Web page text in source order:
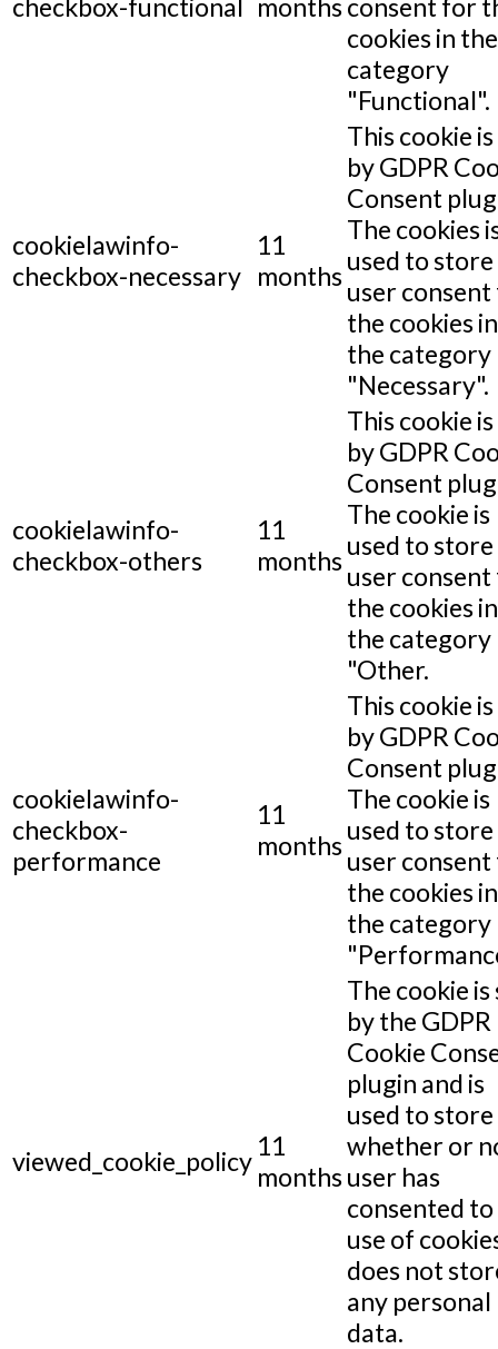
cookies in the
category
"Functional".
cookielawinfo-
checkbox-necessary
11
months
This cookie
by GDPR
Consent
The cookies
used to
user
the cookies in
the category
"Necessary".
cookielawinfo-
checkbox-others
11
months
This cookie
by GDPR
Consent
The cookie is
used to
user
the cookies in
the category
"Other.
cookielawinfo-
checkbox-
performance
11
months
This cookie
by GDPR
Consent
The cookie is
used to
user
the cookies in
the category
viewed_cookie_policy 11
months
The cookie is
by the GDPR
Cookie
plugin and is
used to store
whether or
user has
consented
use of
does not
any personal
data.